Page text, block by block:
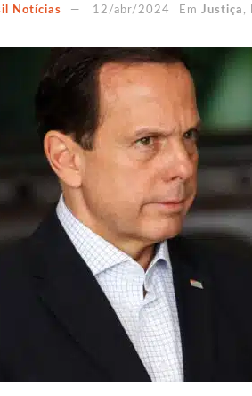
Notícias 12/abr/2024 Em Justiça ,